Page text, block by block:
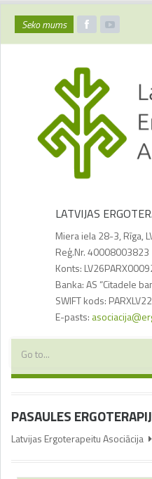
Seko mums
LATVIJAS
Miera iela 28-3, Rīga,
Reģ.Nr. 40008003823
Konts:
Banka: AS “Citadele
SWIFT kods: PARXLV22
E-pasts:
PASAULES
Latvijas Ergoterapeitu Asociācija